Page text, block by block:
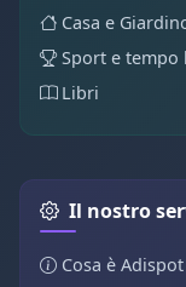
Casa e
Sport e tempo
Libri
Il nostro
Cosa è Adispot